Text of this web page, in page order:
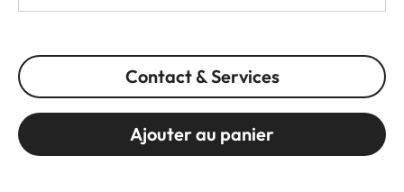
Contact & Services
Ajouter au panier